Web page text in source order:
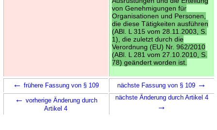
von Genehmigungen für
Organisationen und Personen,
die diese Tätigkeiten ausführen
(ABl. L 315 vom 28.11.2003, S.
1), die zuletzt durch die
Verordnung (EU) Nr. 962/2010
(ABl. L 281 vom 27.10.2010, S.
78) geändert worden ist.
← frühere Fassung von § 109 nächste Fassung von § 109 →
← vorherige Änderung durch
Artikel 4
nächste Änderung durch Artikel 4
→